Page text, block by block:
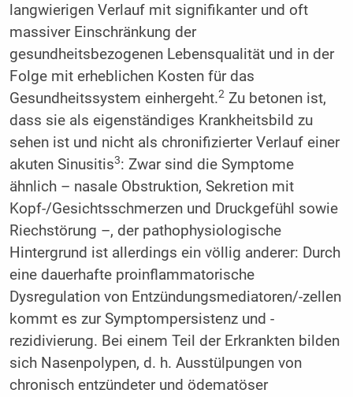
langwierigen Verlauf mit signifikanter und oft
massiver Einschränkung der
gesundheitsbezogenen Lebensqualität und in der
Folge mit erheblichen Kosten für das
Gesundheitssystem einhergeht.2Zu betonen ist,
dass sie als eigenständiges Krankheitsbild zu
sehen ist und nicht als chronifizierter Verlauf einer
akuten Sinusitis3: Zwar sind die Symptome
ähnlich – nasale Obstruktion, Sekretion mit
Kopf-/Gesichtsschmerzen und Druckgefühl sowie
Riechstörung –, der pathophysiologische
Hintergrund ist allerdings ein völlig anderer: Durch
eine dauerhafte proinflammatorische
Dysregulation von Entzündungsmediatoren/-zellen
kommt es zur Symptompersistenz und -
rezidivierung. Bei einem Teil der Erkrankten bilden
sich Nasenpolypen, d. h. Ausstülpungen von
chronisch entzündeter und ödematöser